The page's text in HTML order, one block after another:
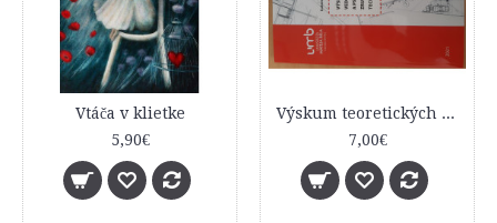
Vtáča v klietke
5,90€
Výskum teoretických vedomostí a psychomotorických zručností žiakov v technickom vzdelávaní
7,00€